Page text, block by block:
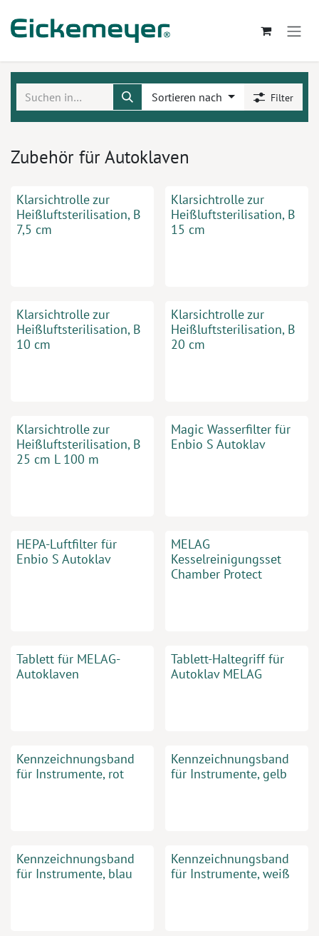
Sortieren nach Filter
Zubehör für Autoklaven
Klarsichtrolle zur
Heißluftsterilisation, B
7,5 cm
Klarsichtrolle zur
Heißluftsterilisation, B
15 cm
Klarsichtrolle zur
Heißluftsterilisation, B
10 cm
Klarsichtrolle zur
Heißluftsterilisation, B
20 cm
Klarsichtrolle zur
Heißluftsterilisation, B
25 cm L 100 m
Magic Wasserfilter für
Enbio S Autoklav
HEPA-Luftfilter für
Enbio S Autoklav
MELAG
Kesselreinigungsset
Chamber Protect
Tablett für MELAG-
Autoklaven
Tablett-Haltegriff für
Autoklav MELAG
Kennzeichnungsband
für Instrumente, rot
Kennzeichnungsband
für Instrumente, gelb
Kennzeichnungsband
für Instrumente, blau
Kennzeichnungsband
für Instrumente, weiß